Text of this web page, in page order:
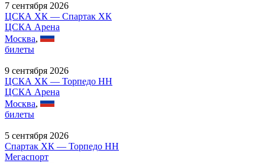
7 сентября 2026
ЦСКА ХК — Спартак ХК
ЦСКА Арена
Москва,
билеты
9 сентября 2026
ЦСКА ХК — Торпедо НН
ЦСКА Арена
Москва,
билеты
5 сентября 2026
Спартак ХК — Торпедо НН
Мегаспорт